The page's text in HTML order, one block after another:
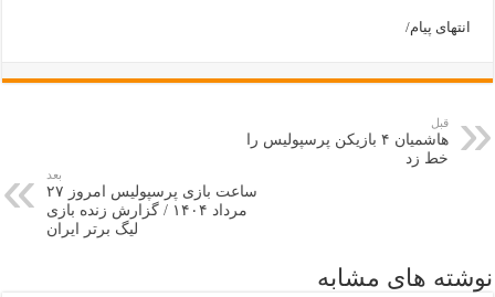
انتهای پیام/
قبل
هاشمیان ۴ بازیکن پرسپولیس را
خط زد
بعد
ساعت بازی پرسپولیس امروز ۲۷
مرداد ۱۴۰۴ / گزارش زنده بازی
لیگ برتر ایران
نوشته های مشابه